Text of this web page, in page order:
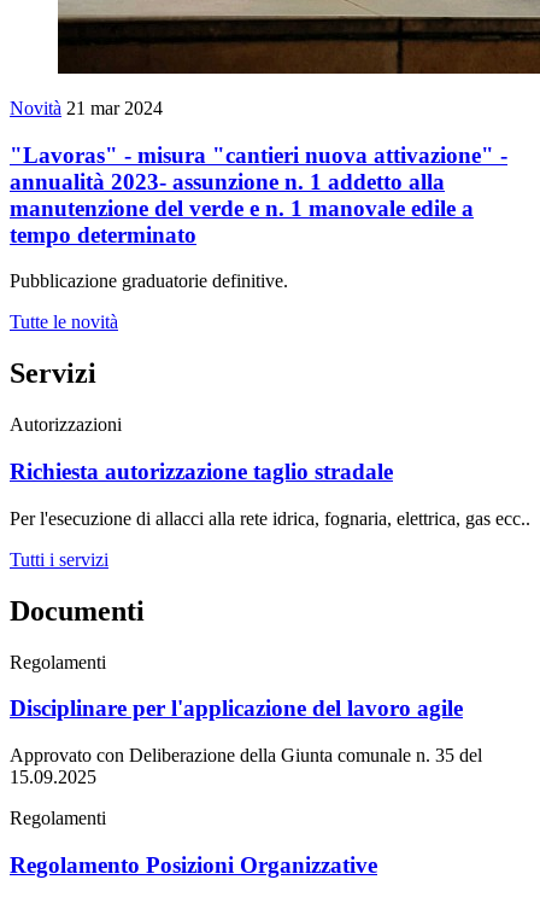
Novità 21 mar 2024
"Lavoras" ‐ misura "cantieri nuova attivazione" ‐
annualità 2023- assunzione n. 1 addetto alla
manutenzione del verde e n. 1 manovale edile a
tempo determinato
Pubblicazione graduatorie definitive.
Tutte le novità
Servizi
Autorizzazioni
Richiesta autorizzazione taglio stradale
Per l'esecuzione di allacci alla rete idrica, fognaria, elettrica, gas ecc..
Tutti i servizi
Documenti
Regolamenti
Disciplinare per l'applicazione del lavoro agile
Approvato con Deliberazione della Giunta comunale n. 35 del
15.09.2025
Regolamenti
Regolamento Posizioni Organizzative